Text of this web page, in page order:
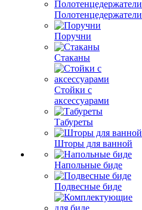
Полотенцедержатели
Поручни
Стаканы
Стойки с
аксессуарами
Табуреты
Шторы для ванной
Напольные биде
Подвесные биде